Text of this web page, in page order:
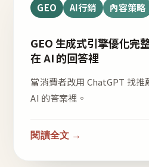
GEO AI行銷 內容策略
GEO 生成式引擎優化完
在 AI 的回答裡
當消費者改用 ChatGPT 找
AI 的答案裡。
閱讀全文 →